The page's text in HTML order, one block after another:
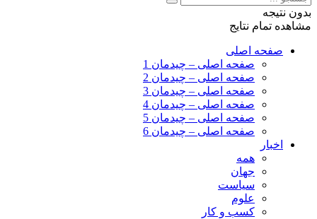
بدون نتیجه
مشاهده تمام نتایج
صفحه اصلی
صفحه اصلی – چیدمان 1
صفحه اصلی – چیدمان 2
صفحه اصلی – چیدمان 3
صفحه اصلی – چیدمان 4
صفحه اصلی – چیدمان 5
صفحه اصلی – چیدمان 6
اخبار
همه
جهان
سیاست
علوم
کسب و کار